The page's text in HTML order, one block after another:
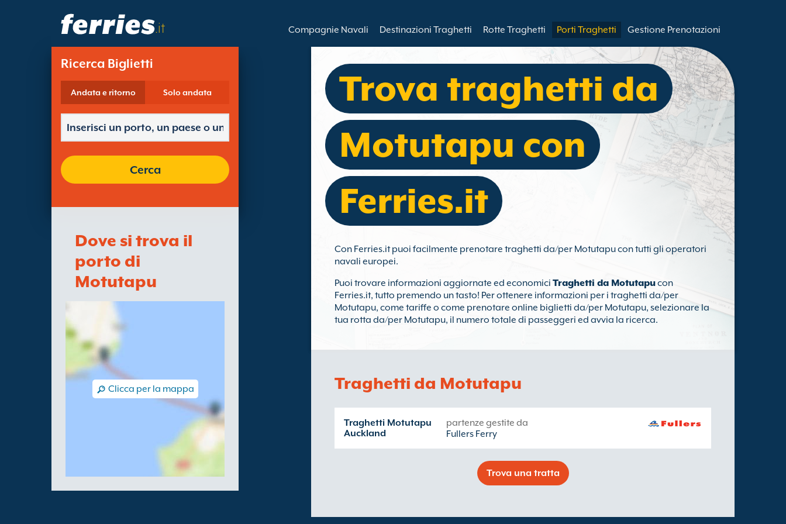
.it Compagnie Navali Destinazioni Traghetti Rotte Traghetti Porti Traghetti Gestione Prenotazioni
Ricerca Biglietti
Andata e ritorno Solo andata
Cerca
Dove si trova il
porto di
Motutapu
Clicca per la mappa
Trova traghetti da
Motutapu con
Ferries.it
Con Ferries.it puoi facilmente prenotare traghetti da/per Motutapu con tutti gli operatori
navali europei.
Puoi trovare informazioni aggiornate ed economici Traghetti da Motutapucon
Ferries.it, tutto premendo un tasto! Per ottenere informazioni per i traghetti da/per
Motutapu, come tariffe o come prenotare online biglietti da/per Motutapu, selezionare la
tua rotta da/per Motutapu, il numero totale di passeggeri ed avvia la ricerca.
Traghetti da Motutapu
Traghetti Motutapu
Auckland
partenze gestite da
Fullers Ferry
Trova una tratta